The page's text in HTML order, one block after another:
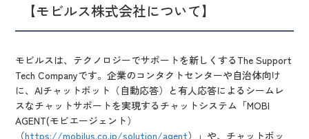
【モビルス株式会社について】
モビルスは、テクノロジーでサポートを新しくするThe Support
Tech Companyです。企業のコンタクトセンターや自治体向け
に、AIチャットボット（自動応答）と有人応答によるシームレ
スなチャットサポートを実現するチャットシステム「MOBI
AGENT(モビエージェント）
（https://mobilus.co.jp/solution/agent）」や、チャットボッ